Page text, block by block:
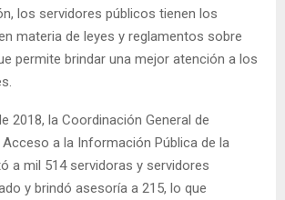
los servidores públicos tienen los
materia de leyes y reglamentos sobre
permite brindar una mejor atención a los
2018, la Coordinación General de
a la Información Pública de la
a mil 514 servidoras y servidores
y brindó asesoría a 215, lo que